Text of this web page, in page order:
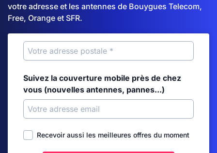
votre adresse et les antennes de Bouygues Telecom,
Free, Orange et SFR.
Suivez la couverture mobile près de chez
vous (nouvelles antennes, pannes...)
Recevoir aussi les meilleures offres du moment